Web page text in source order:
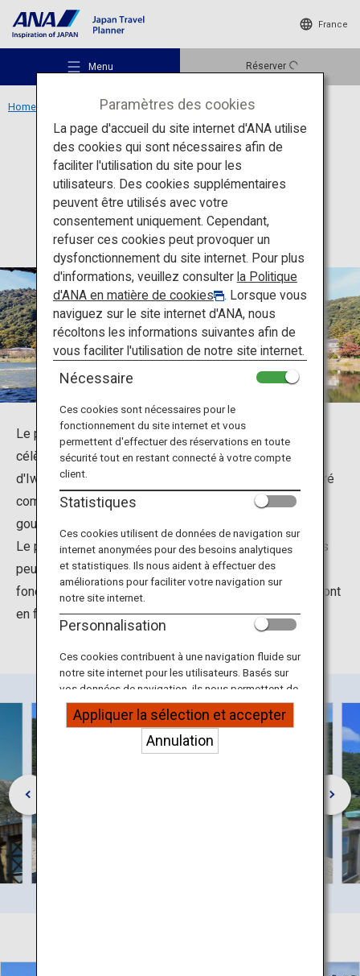
France
Menu Réserver
Lieux recommandés
Idées de voyage
Destinations
Informations sur le voyage
Services ANA
Fermer
Home Région de Chugoku Pont Kintaikyo
Culture Yamaguchi
Pont Kintaikyo
Le pont en bois de Kintaikyo est un des trois plus
célèbres ponts du Japon. Situé à Iwakuni dans la ville
d'Iwakuni de la préfecture de Yamaguchi, il est considéré
comme un site de beauté panoramique par le
gouvernement japonais.
Le pont illuminé de nuit est très populaire. Les visiteurs
peuvent admirer différentes vues du pont Kintaikyo en
fonction de la saison, notamment quand les cerisiers sont
en fleurs ou lorsque des feux d'artifice sont tirés.
Paramètres des cookies
La page d'accueil du site internet d'ANA utilise
des cookies qui sont nécessaires afin de
faciliter l'utilisation du site pour les
utilisateurs. Des cookies supplémentaires
peuvent être utilisés avec votre
consentement uniquement. Cependant,
refuser ces cookies peut provoquer un
dysfonctionnement du site internet. Pour plus
d'informations, veuillez consulter la Politique
d'ANA en matière de cookies
. Lorsque vous
naviguez sur le site internet d'ANA, nous
récoltons les informations suivantes afin de
vous faciliter l'utilisation de notre site internet.
Nécessaire
Ces cookies sont nécessaires pour le
fonctionnement du site internet et vous
permettent d'effectuer des réservations en toute
sécurité tout en restant connecté à votre compte
client.
Statistiques
Ces cookies utilisent de données de navigation sur
internet anonymées pour des besoins analytiques
et statistiques. Ils nous aident à effectuer des
améliorations pour faciliter votre navigation sur
notre site internet.
Personnalisation
Ces cookies contribuent à une navigation fluide sur
notre site internet pour les utilisateurs. Basés sur
vos données de navigation, ils nous permettent de
fournir du contenu qui correspond à vos intérêts
personnels à travers nos sites internet, e-mail,
réseaux sociaux et publicités.
Appliquer la sélection et accepter
Annulation